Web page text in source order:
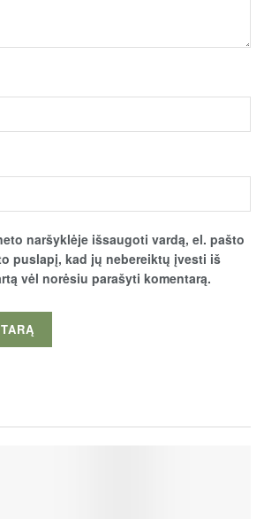
naršyklėje išsaugoti vardą, el. pašto
puslapį, kad jų nebereiktų įvesti iš
vėl norėsiu parašyti komentarą.